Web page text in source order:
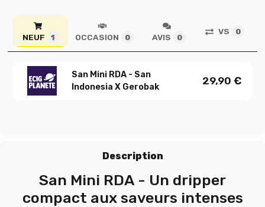
NEUF 1 OCCASION 0 AVIS 0
VS 0
San Mini RDA - San
Indonesia X Gerobak
29,90 €
Description
San Mini RDA - Un dripper
compact aux saveurs intenses